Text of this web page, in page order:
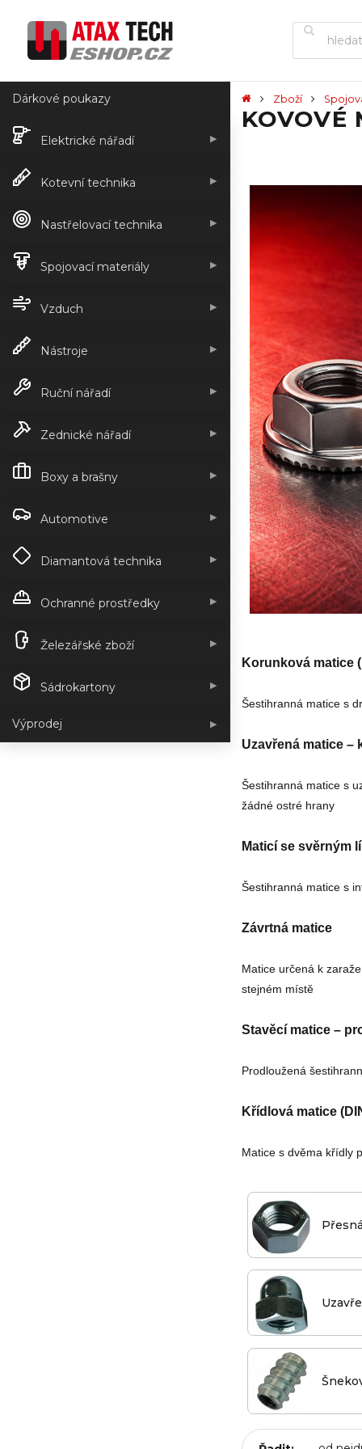
Dárkové poukazy
Elektrické nářadí ▶
Kotevní technika ▶
Nastřelovací technika ▶
Spojovací materiály ▶
Vzduch ▶
Nástroje ▶
Ruční nářadí ▶
Zednické nářadí ▶
Boxy a brašny ▶
Automotive ▶
Diamantová technika ▶
Ochranné prostředky ▶
Železářské zboží ▶
Sádrokartony ▶
Výprodej ▶
Zboží
KOVOVÉ
Korunková matice
Šestihranná matice s
Uzavřená matice –
Šestihranná matice s
žádné ostré hrany
Maticí se svěrným
Šestihranná matice s
Závrtná matice
Matice určená k
stejném místě
Stavěcí matice –
Prodloužená
Křídlová matice
Matice s dvěma křídly